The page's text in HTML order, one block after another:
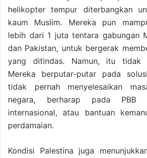
helikopter tempur diterbangkan
kaum Muslim. Mereka pun
lebih dari 1 juta tentara gabungan
dan Pakistan, untuk bergerak
yang ditindas. Namun, itu tidak
Mereka berputar-putar pada
tidak pernah menyelesaikan
negara, berharap pada PBB
internasional, atau bantuan
perdamaian.
Kondisi Palestina juga